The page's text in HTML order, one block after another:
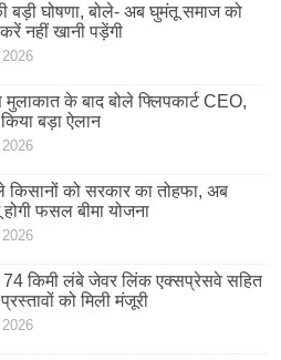
बड़ी घोषणा, बोले- अब घुमंतू समाज को
नहीं खानी पड़ेंगी
मुलाकात के बाद बोले फ्लिपकार्ट CEO,
बड़ा ऐलान
किसानों को सरकार का तोहफा, अब
फसल बीमा योजना
74 किमी लंबे जेवर लिंक एक्सप्रेसवे सहित
को मिली मंजूरी